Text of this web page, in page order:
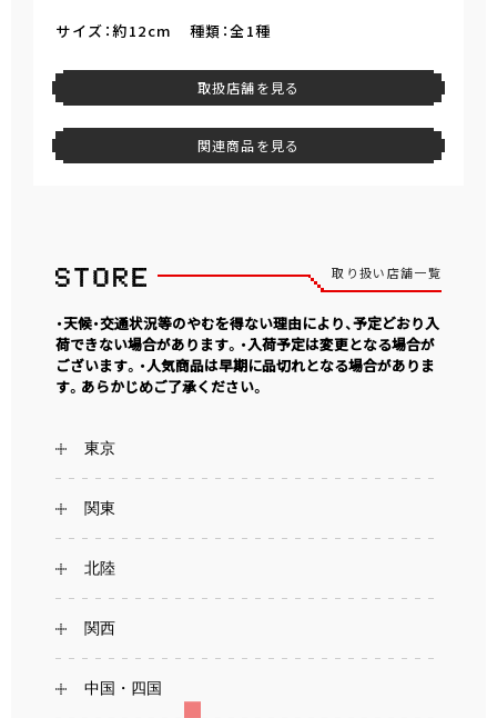
サイズ：約12cm 種類：全1種
取扱店舗を見る
関連商品を見る
取り扱い店舗一覧
・天候・交通状況等のやむを得ない理由により、予定どおり入
荷できない場合があります。・入荷予定は変更となる場合が
ございます。・人気商品は早期に品切れとなる場合がありま
す。あらかじめご了承ください。
東京
関東
北陸
関西
中国・四国